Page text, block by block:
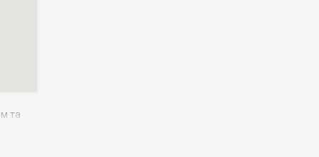
та